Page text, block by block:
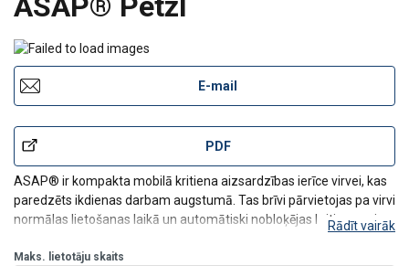
E-mail
PDF
ASAP® ir kompakta mobilā kritiena aizsardzības ierīce virvei, kas
paredzēts ikdienas darbam augstumā. Tas brīvi pārvietojas pa virvi
normālas lietošanas laikā un automātiski nobloķējas kritiena vai
aizsardzību darbā ar
Rādīt vairāk
Maks. lietotāju skaits